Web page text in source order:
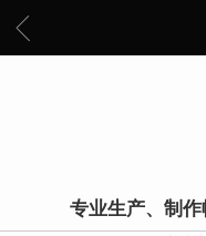
专业生产、制